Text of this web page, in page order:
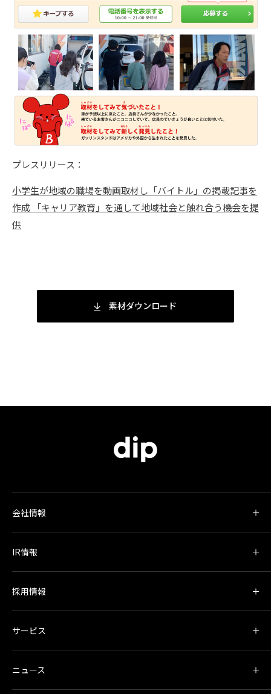
プレスリリース：
小学生が地域の職場を動画取材し「バイトル」の掲載記事を
作成 「キャリア教育」を通して地域社会と触れ合う機会を提
供
素材ダウンロード
会社情報
IR情報
採用情報
サービス
ニュース